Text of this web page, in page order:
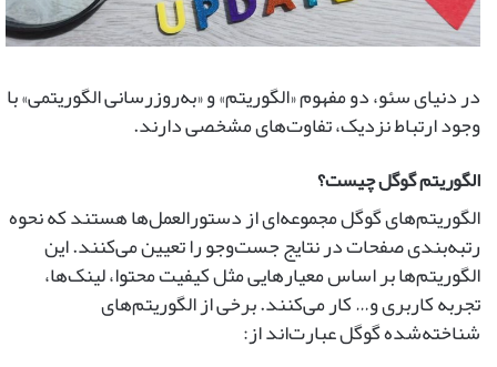
در دنیای سئو، دو مفهوم «الگوریتم» و «به‌روزرسانی الگوریتمی» با
وجود ارتباط نزدیک، تفاوت‌های مشخصی دارند.
الگوریتم گوگل چیست؟
الگوریتم‌های گوگل مجموعه‌ای از دستورالعمل‌ها هستند که نحوه
رتبه‌بندی صفحات در نتایج جست‌وجو را تعیین می‌کنند. این
الگوریتم‌ها بر اساس معیارهایی مثل کیفیت محتوا، لینک‌ها،
تجربه کاربری و… کار می‌کنند. برخی از الگوریتم‌های
شناخته‌شده گوگل عبارت‌اند از: